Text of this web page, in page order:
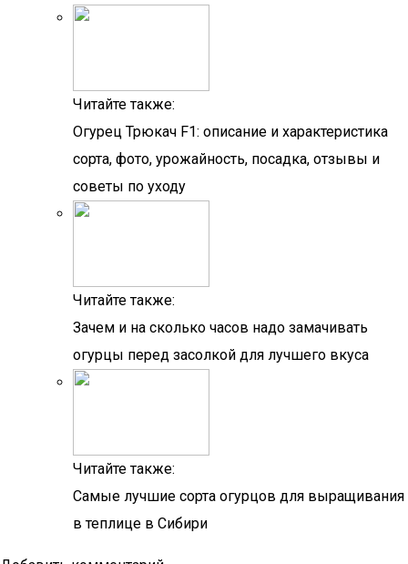
Читайте также:
Огурец Трюкач F1: описание и характеристика
сорта, фото, урожайность, посадка, отзывы и
советы по уходу
Читайте также:
Зачем и на сколько часов надо замачивать
огурцы перед засолкой для лучшего вкуса
Читайте также:
Самые лучшие сорта огурцов для выращивания
в теплице в Сибири